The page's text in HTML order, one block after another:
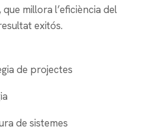
millora l’eficiència del
exitós.
de projectes
de sistemes